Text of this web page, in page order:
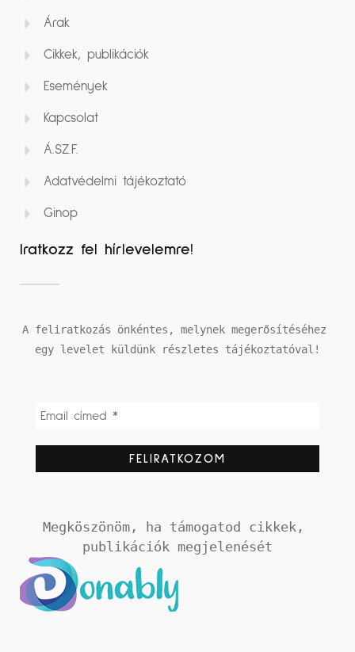
Árak
Cikkek, publikációk
Események
Kapcsolat
Á.SZ.F.
Adatvédelmi tájékoztató
Ginop
Iratkozz fel hírlevelemre!
A feliratkozás önkéntes, melynek megerősítéséhez
egy levelet küldünk részletes tájékoztatóval!
Megköszönöm, ha támogatod cikkek,
publikációk megjelenését